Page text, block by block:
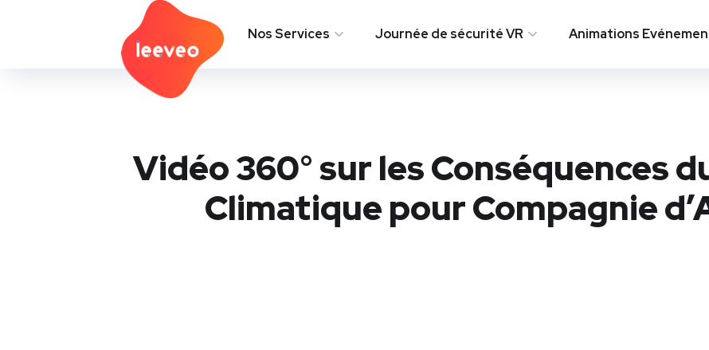
Nos Services Journée de sécurité VR Animations
Vidéo 360° sur les Conséquences
Climatique pour Compagnie